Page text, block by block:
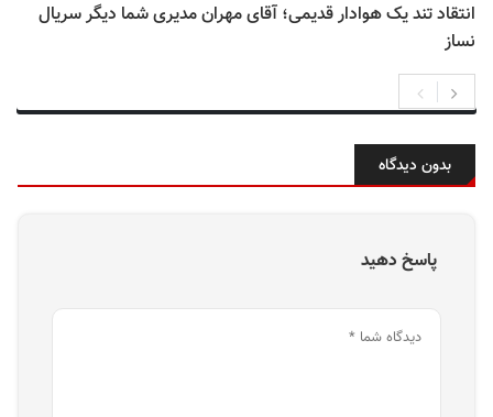
انتقاد تند یک هوادار قدیمی؛ آقای مهران مدیری شما دیگر سریال
نساز
بدون دیدگاه
پاسخ دهید